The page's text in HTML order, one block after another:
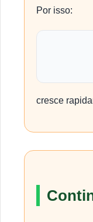
Por isso:
cresce